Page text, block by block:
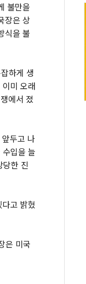
불만을
장은 상
식을 불
하게 생
미 오래
에서 졌
두고 나
입을 늘
당한 진
고 밝혔
은 미국